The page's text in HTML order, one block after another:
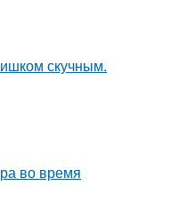
скучным.
во время